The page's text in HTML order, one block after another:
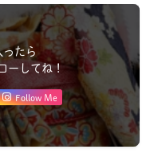
ったら
ーしてね！
Follow Me